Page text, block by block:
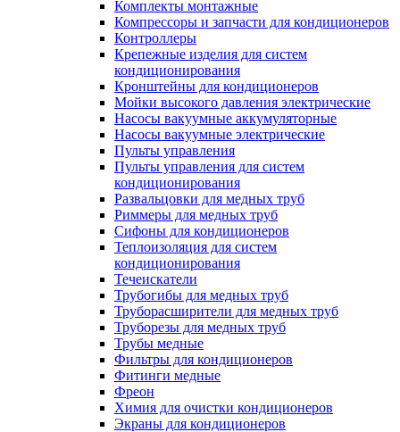
Комплекты монтажные
Компрессоры и запчасти для кондиционеров
Контроллеры
Крепежные изделия для систем
кондиционирования
Кронштейны для кондиционеров
Мойки высокого давления электрические
Насосы вакуумные аккумуляторные
Насосы вакуумные электрические
Пульты управления
Пульты управления для систем
кондиционирования
Развальцовки для медных труб
Риммеры для медных труб
Сифоны для кондиционеров
Теплоизоляция для систем
кондиционирования
Течеискатели
Трубогибы для медных труб
Труборасширители для медных труб
Труборезы для медных труб
Трубы медные
Фильтры для кондиционеров
Фитинги медные
Фреон
Химия для очистки кондиционеров
Экраны для кондиционеров